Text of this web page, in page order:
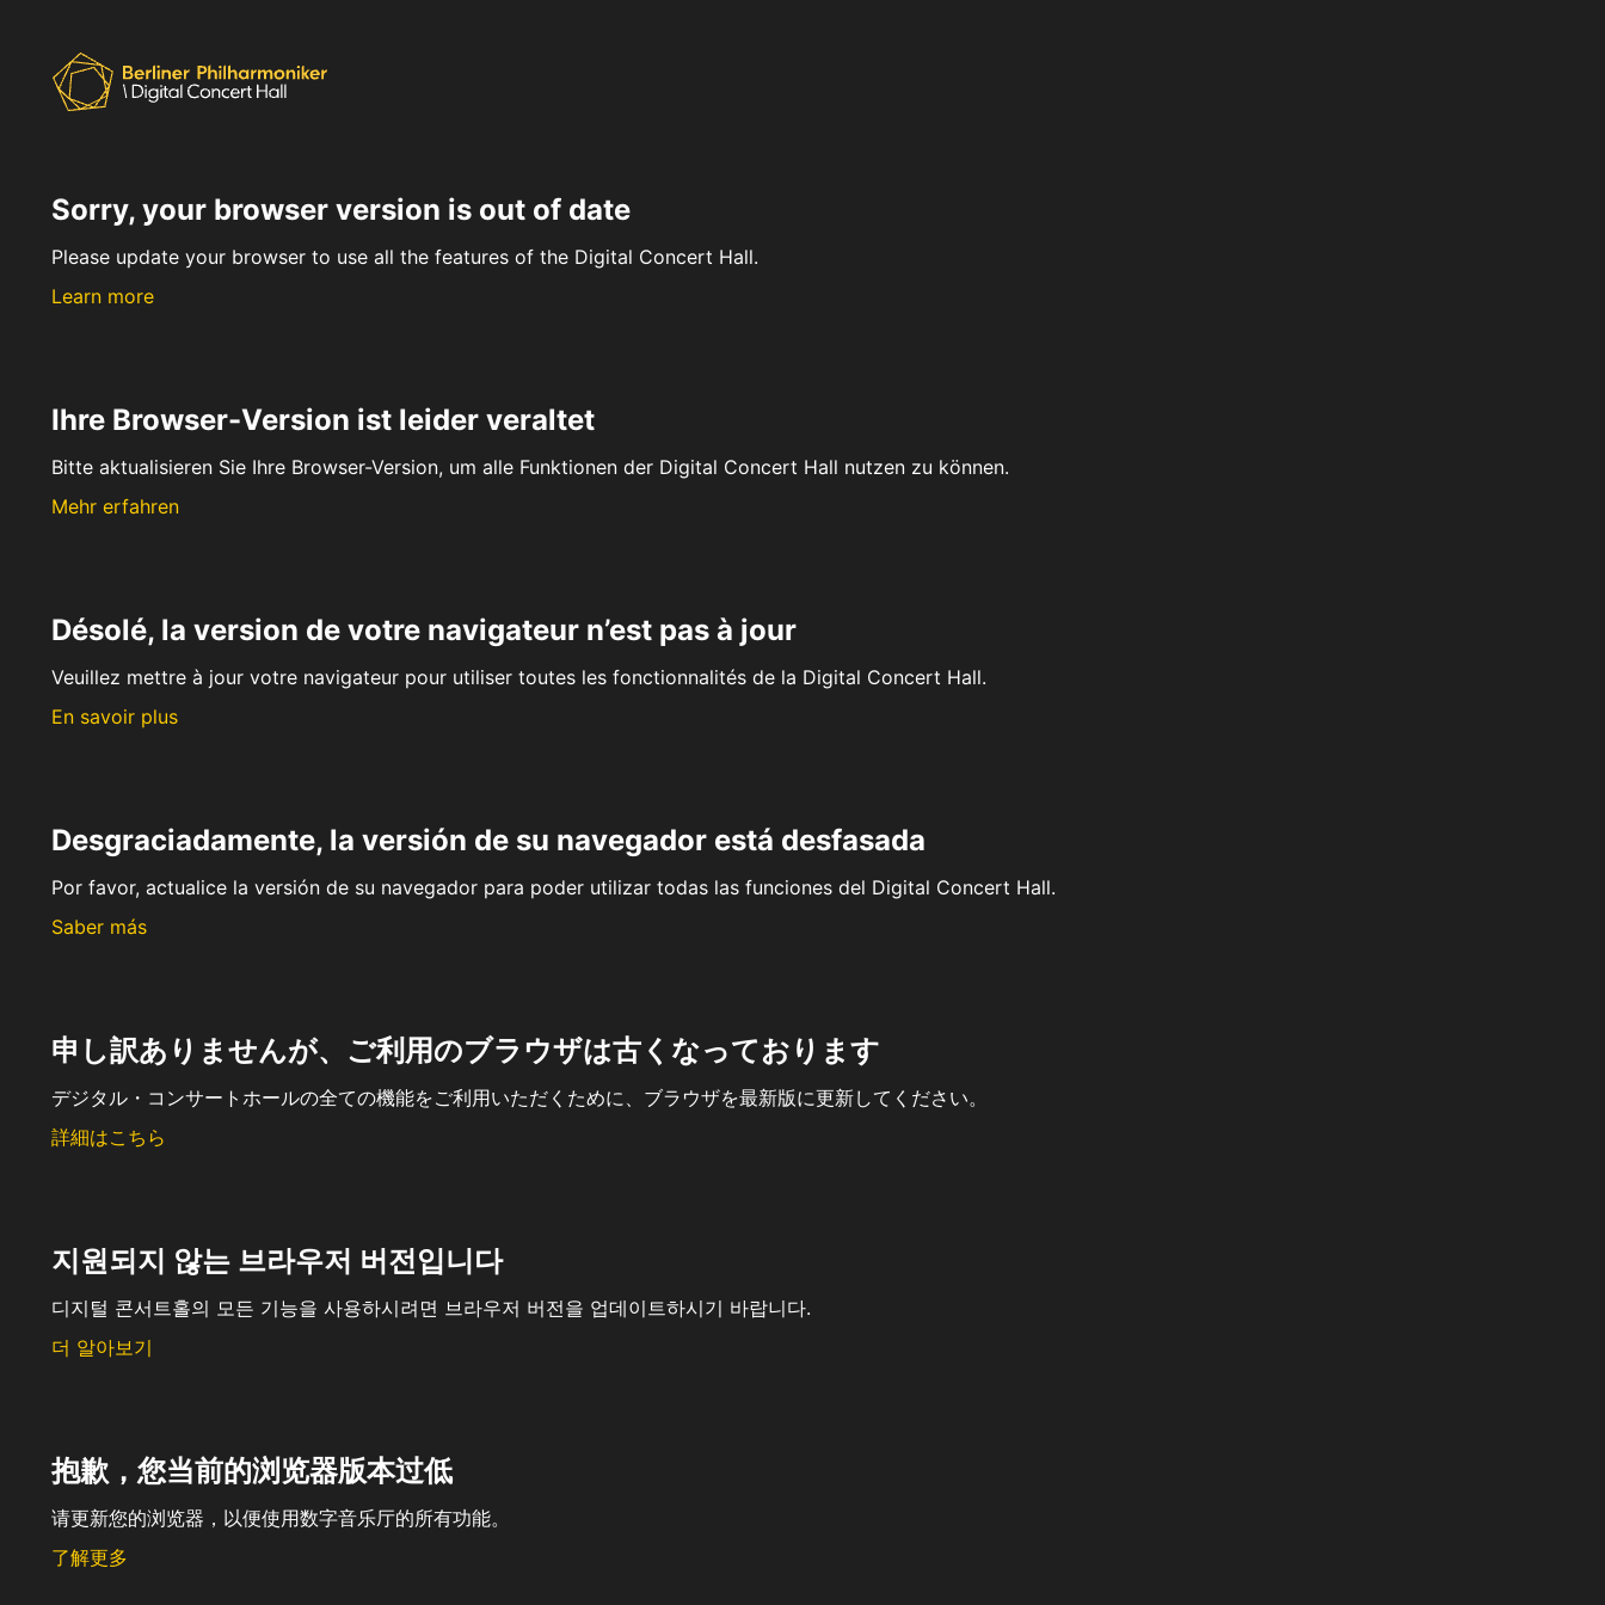
Sorry, your browser version is out of date
Please update your browser to use all the features of the Digital Concert Hall.
Learn more
Ihre Browser-Version ist leider veraltet
Bitte aktualisieren Sie Ihre Browser-Version, um alle Funktionen der Digital Concert Hall nutzen zu können.
Mehr erfahren
Désolé, la version de votre navigateur n’est pas à jour
Veuillez mettre à jour votre navigateur pour utiliser toutes les fonctionnalités de la Digital Concert Hall.
En savoir plus
Desgraciadamente, la versión de su navegador está desfasada
Por favor, actualice la versión de su navegador para poder utilizar todas las funciones del Digital Concert Hall.
Saber más
申し訳ありませんが、ご利用のブラウザは古くなっております
デジタル・コンサートホールの全ての機能をご利用いただくために、ブラウザを最新版に更新してください。
詳細はこちら
지원되지 않는 브라우저 버전입니다
디지털 콘서트홀의 모든 기능을 사용하시려면 브라우저 버전을 업데이트하시기 바랍니다.
더 알아보기
抱歉，您当前的浏览器版本过低
请更新您的浏览器，以便使用数字音乐厅的所有功能。
了解更多